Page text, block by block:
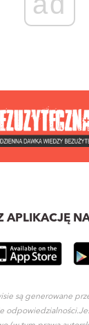
APLIKACJĘ
są generowane